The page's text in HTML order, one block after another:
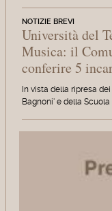
NOTIZIE BREVI
Università del
Musica: il
conferire 5
In vista della ripresa
Bagnoni' e della